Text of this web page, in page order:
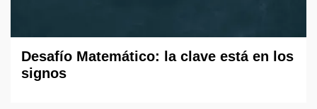
Desafío Matemático: la clave está en los
signos